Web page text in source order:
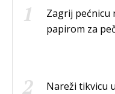
Zagrij pećnicu
papirom za
Nareži tikvicu